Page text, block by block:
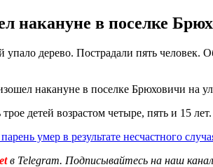
накануне в поселке
дерево. Пострадали пять человек.
накануне в поселке Брюховичи на
детей возрастом четыре, пять и 15
умер в результате несчастного
в Telegram. Подписывайтесь на наш канал